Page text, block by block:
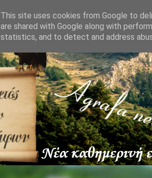
This site uses cookies from Google to
are shared with Google along with
statistics, and to detect and address